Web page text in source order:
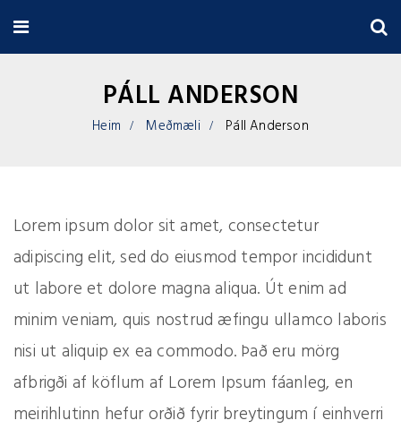
PÁLL ANDERSON
Heim Meðmæli Páll Anderson
Lorem ipsum dolor sit amet, consectetur
adipiscing elit, sed do eiusmod tempor incididunt
ut labore et dolore magna aliqua. Út enim ad
minim veniam, quis nostrud æfingu ullamco laboris
nisi ut aliquip ex ea commodo. Það eru mörg
afbrigði af köflum af Lorem Ipsum fáanleg, en
meirihlutinn hefur orðið fyrir breytingum í einhverri